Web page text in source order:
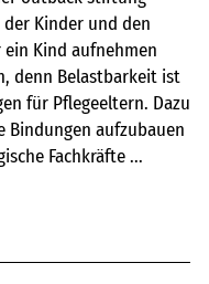
Kinder und den
Kind aufnehmen
denn Belastbarkeit ist
für Pflegeeltern. Dazu
Bindungen aufzubauen
Fachkräfte ...